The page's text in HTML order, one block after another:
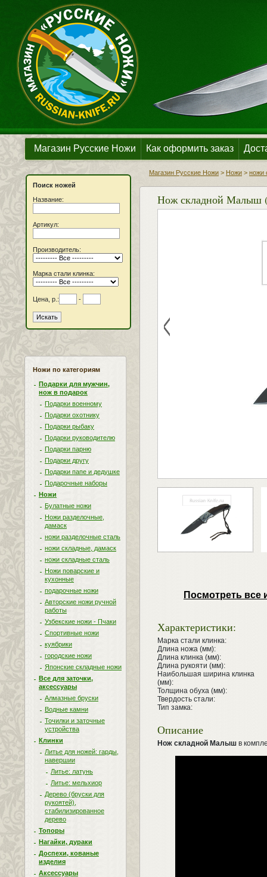
Магазин Русские Ножи Как оформить заказ
Поиск ножей
Название:
Артикул:
Производитель:
Марка стали клинка:
Цена, р.: -
Ножи по категориям
Подарки для мужчин,
нож в подарок
Подарки военному
Подарки охотнику
Подарки рыбаку
Подарки руководителю
Подарки парню
Подарки другу
Подарки папе и дедушке
Подарочные наборы
Ножи
Булатные ножи
Ножи разделочные,
дамаск
ножи разделочные сталь
ножи складные, дамаск
ножи складные сталь
Ножи поварские и
кухонные
подарочные ножи
Авторские ножи ручной
работы
Узбекские ножи - Пчаки
Спортивные ножи
куябрики
городские ножи
Японские складные ножи
Все для заточки,
аксессуары
Алмазные бруски
Водные камни
Точилки и заточные
устройства
Клинки
Литье для ножей: гарды,
навершии
Литье: латунь
Литье: мельхиор
Дерево (бруски для
рукоятей),
стабилизированное
дерево
Топоры
Нагайки, дураки
Доспехи, кованые
изделия
Аксессуары
Магазин Русские Ножи > Ножи > ножи
Нож складной Малыш
<
Посмотреть все
Характеристики:
Марка стали клинка:
Длина ножа (мм):
Длина клинка (мм):
Длина рукояти (мм):
Наибольшая ширина клинка
(мм):
Толщина обуха (мм):
Твердость стали:
Тип замка:
Описание
Нож складной Малыш в